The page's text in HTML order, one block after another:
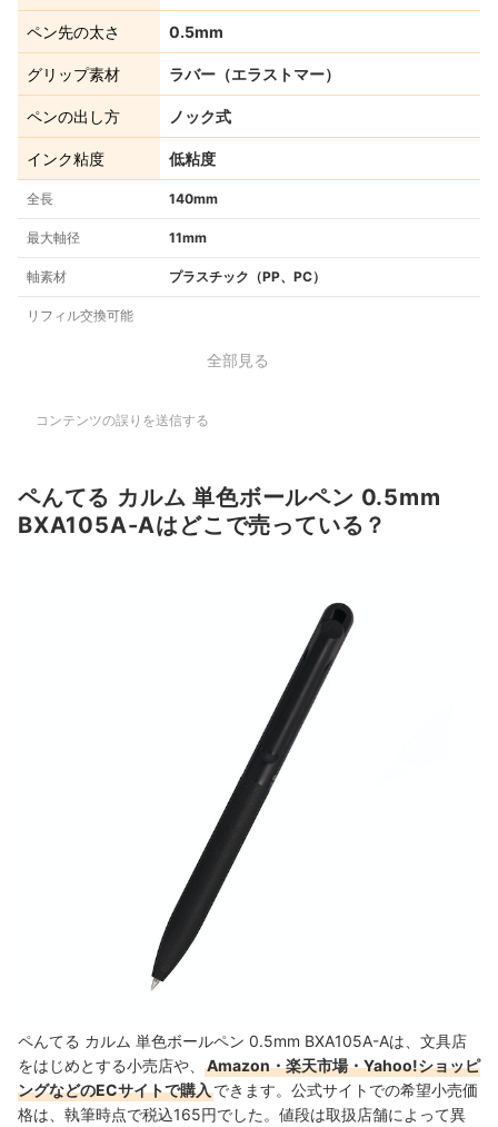
ペン先の太さ 0.5mm
グリップ素材 ラバー（エラストマー）
ペンの出し方 ノック式
インク粘度 低粘度
全長 140mm
最大軸径 11mm
軸素材 プラスチック（PP、PC）
リフィル交換可能
全部見る
コンテンツの誤りを送信する
ペんてる カルム 単色ボールペン 0.5mm
BXA105A-Aはどこで売っている？
ペんてる カルム 単色ボールペン 0.5mm BXA105A-Aは、文具店
をはじめとする小売店や、
Amazon・楽天市場・Yahoo!ショッピ
ングなどのECサイトで購入できます。公式サイトでの希望小売価
格は、執筆時点で税込165円でした。値段は取扱店舗によって異